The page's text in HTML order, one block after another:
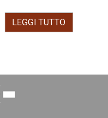
LEGGI TUTTO